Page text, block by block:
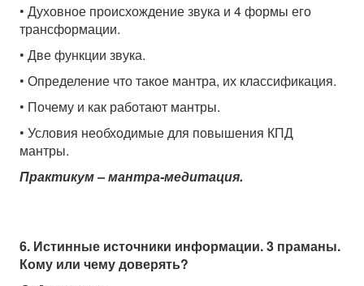
• Духовное происхождение звука и 4 формы его
трансформации.
• Две функции звука.
• Определение что такое мантра, их классификация.
• Почему и как работают мантры.
• Условия необходимые для повышения КПД
мантры.
Практикум – мантра-медитация.
6. Истинные источники информации. 3 праманы.
Кому или чему доверять?